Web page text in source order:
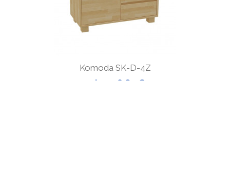
Komoda SK-D-4Z
od 1 008,60 €